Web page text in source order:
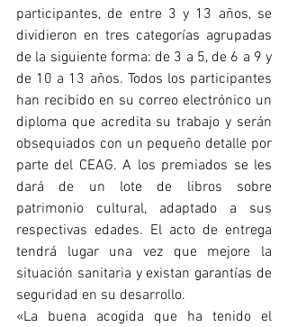
participantes, de entre 3 y 13 años, se
dividieron en tres categorías agrupadas
de la siguiente forma: de 3 a 5, de 6 a 9 y
de 10 a 13 años. Todos los participantes
han recibido en su correo electrónico un
diploma que acredita su trabajo y serán
obsequiados con un pequeño detalle por
parte del CEAG. A los premiados se les
dará de un lote de libros sobre
patrimonio cultural, adaptado a sus
respectivas edades. El acto de entrega
tendrá lugar una vez que mejore la
situación sanitaria y existan garantías de
seguridad en su desarrollo.
«La buena acogida que ha tenido el